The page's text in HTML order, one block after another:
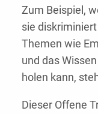
Zum Beispiel,
sie
Themen wie
und das
holen kann,
Dieser Offene